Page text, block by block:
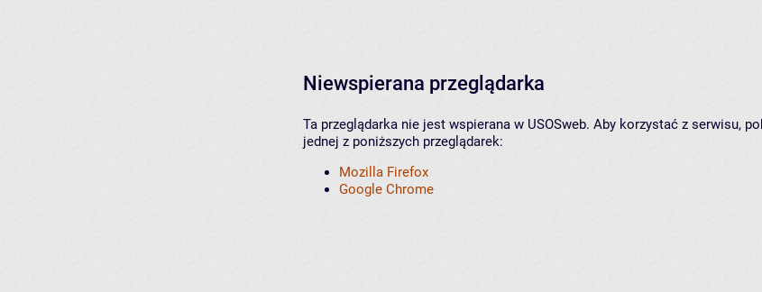
Niewspierana przeglądarka
Ta przeglądarka nie jest wspierana w USOSweb. Aby korzystać z serwisu,
jednej z poniższych przeglądarek:
Mozilla Firefox
Google Chrome